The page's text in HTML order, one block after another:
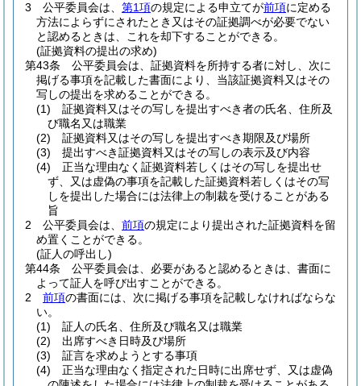
3
公平委員会は、 第1項の規定による申立てが前項に定める
方法によらずにされたとき又はその証拠調べが必要でない
と認めるときは、これを却下することができる。
(証拠資料の提出の求め)
第43条
公平委員会は、証拠資料を所持する者に対し、次に
掲げる事項を記載した書面により、当該証拠資料又はその
写しの提出を求めることができる。
(1)
証拠資料又はその写しを提出すべき者の氏名、住所及
び職名又は職業
(2)
証拠資料又はその写しを提出すべき期限及び場所
(3)
提出すべき証拠資料又はその写しの表示及び内容
(4)
正当な理由なく証拠資料若しくはその写しを提出せ
ず、又は虚偽の事項を記載した証拠資料若しくはその写
しを提出した場合には法律上の制裁を受けることがある
旨
2
公平委員会は、 前項の規定により提出された証拠資料を留
め置くことができる。
(証人の呼出し)
第44条
公平委員会は、必要があると認めるときは、書面に
よって証人を呼び出すことができる。
2
前項の書面には、次に掲げる事項を記載しなければならな
い。
(1)
証人の氏名、住所及び職名又は職業
(2)
出席すべき日時及び場所
(3)
証言を求めようとする事項
(4)
正当な理由なく指定された日時に出席せず、又は虚偽